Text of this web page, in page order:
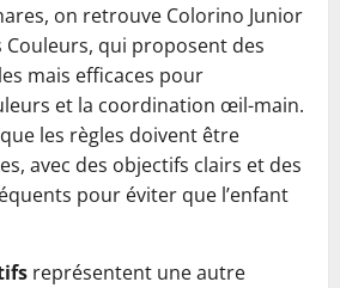
on retrouve Colorino Junior
Couleurs, qui proposent des
mais efficaces pour
et la coordination œil-main.
que les règles doivent être
avec des objectifs clairs et des
pour éviter que l’enfant
représentent une autre